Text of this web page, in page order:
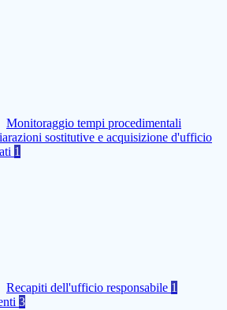
Monitoraggio tempi procedimentali
sostitutive e acquisizione d'ufficio
1
Recapiti dell'ufficio responsabile 1
3